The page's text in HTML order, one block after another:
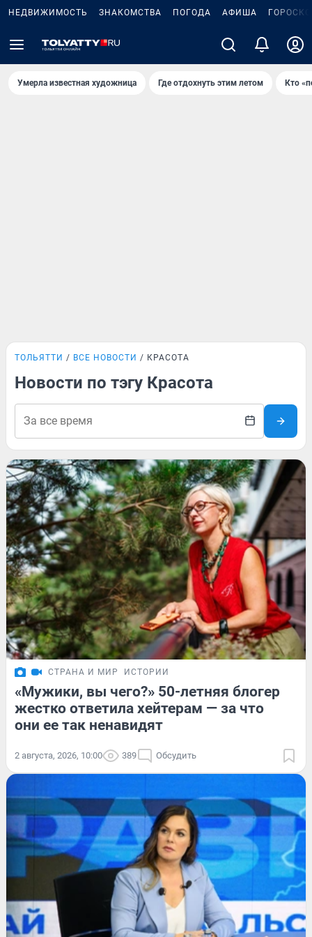
НЕДВИЖИМОСТЬ ЗНАКОМСТВА ПОГОДА АФИША
Умерла известная художница Где отдохнуть этим летом Кто
ТОЛЬЯТТИ ВСЕ НОВОСТИ КРАСОТА
Новости по тэгу Красота
СТРАНА И МИР ИСТОРИИ
«Мужики, вы чего?» 50-летняя блогер
жестко ответила хейтерам — за что
они ее так ненавидят
2 августа, 2026, 10:00 389 Обсудить